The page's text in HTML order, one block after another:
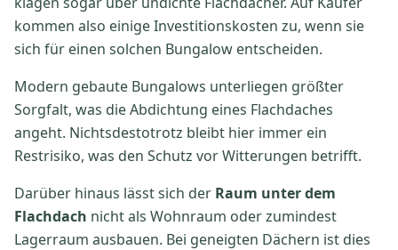
kommen also einige Investitionskosten zu, wenn sie
sich für einen solchen Bungalow entscheiden.
Modern gebaute Bungalows unterliegen größter
Sorgfalt, was die Abdichtung eines Flachdaches
angeht. Nichtsdestotrotz bleibt hier immer ein
Restrisiko, was den Schutz vor Witterungen betrifft.
Darüber hinaus lässt sich der Raum unter dem
Flachdach nicht als Wohnraum oder zumindest
Lagerraum ausbauen. Bei geneigten Dächern ist dies